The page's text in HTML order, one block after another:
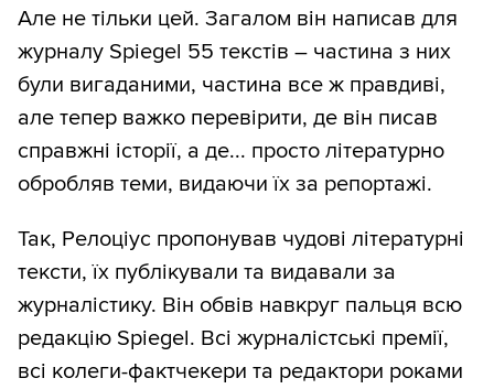
Але не тільки цей. Загалом він написав для
журналу Spiegel 55 текстів – частина з них
були вигаданими, частина все ж правдиві,
але тепер важко перевірити, де він писав
справжні історії, а де... просто літературно
обробляв теми, видаючи їх за репортажі.
Так, Релоціус пропонував чудові літературні
тексти, їх публікували та видавали за
журналістику. Він обвів навкруг пальця всю
редакцію Spiegel. Всі журналістські премії,
всі колеги-фактчекери та редактори роками